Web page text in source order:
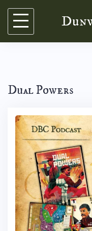
Skip
content
Dual Powers